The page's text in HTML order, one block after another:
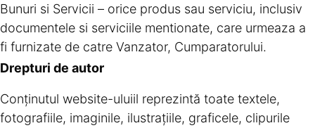
Bunuri si Servicii – orice produs sau serviciu, inclusiv
documentele si serviciile mentionate, care urmeaza a
fi furnizate de catre Vanzator, Cumparatorului.
Drepturi de autor
Conţinutul website-uluiil reprezintă toate textele,
fotografiile, imaginile, ilustraţiile, graficele, clipurile